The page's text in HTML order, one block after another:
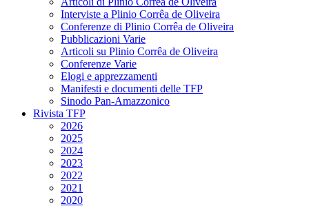
Interviste a Plinio Corrêa de Oliveira
Conferenze di Plinio Corrêa de Oliveira
Pubblicazioni Varie
Articoli su Plinio Corrêa de Oliveira
Conferenze Varie
Elogi e apprezzamenti
Manifesti e documenti delle TFP
Sinodo Pan-Amazzonico
Rivista TFP
2026
2025
2024
2023
2022
2021
2020